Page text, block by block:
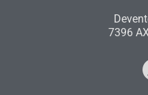
7396